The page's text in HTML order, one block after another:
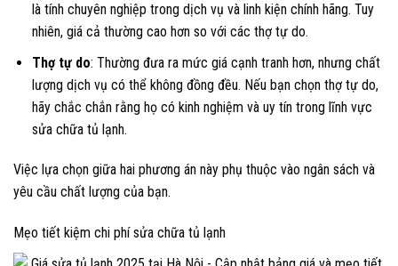
là tính chuyên nghiệp trong dịch vụ và linh kiện chính hãng. Tuy
nhiên, giá cả thường cao hơn so với các thợ tự do.
Thợ tự do: Thường đưa ra mức giá cạnh tranh hơn, nhưng chất
lượng dịch vụ có thể không đồng đều. Nếu bạn chọn thợ tự do,
hãy chắc chắn rằng họ có kinh nghiệm và uy tín trong lĩnh vực
sửa chữa tủ lạnh.
Việc lựa chọn giữa hai phương án này phụ thuộc vào ngân sách và
yêu cầu chất lượng của bạn.
Mẹo tiết kiệm chi phí sửa chữa tủ lạnh